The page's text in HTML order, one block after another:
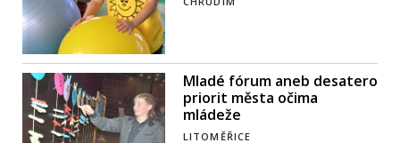
Mladé fórum aneb desatero
priorit města očima
mládeže
LITOMĚŘICE